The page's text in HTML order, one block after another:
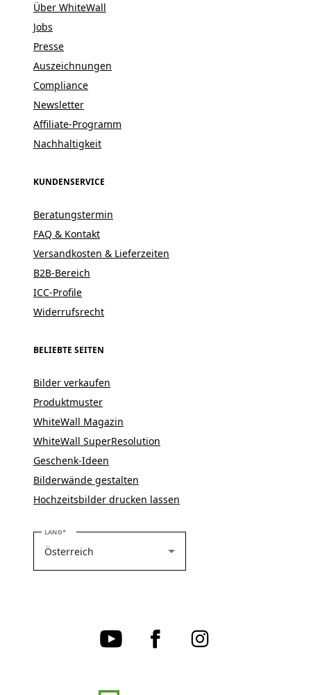
Über WhiteWall
Jobs
Presse
Auszeichnungen
Compliance
Newsletter
Affiliate-Programm
Nachhaltigkeit
KUNDENSERVICE
Beratungstermin
FAQ & Kontakt
Versandkosten & Lieferzeiten
B2B-Bereich
ICC-Profile
Widerrufsrecht
BELIEBTE SEITEN
Bilder verkaufen
Produktmuster
WhiteWall Magazin
WhiteWall SuperResolution
Geschenk-Ideen
Bilderwände gestalten
Hochzeitsbilder drucken lassen
LANDBITTE WÄHLEN SIE IHR LAND